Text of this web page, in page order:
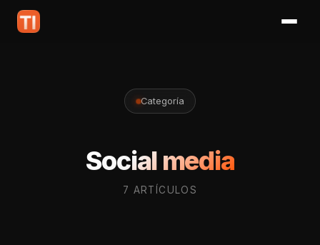
Categoría
Social media
7 ARTÍCULOS